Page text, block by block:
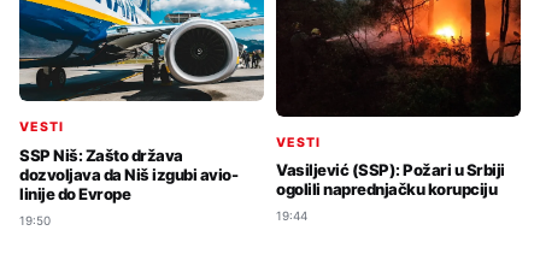
VESTI
SSP Niš: Zašto država
dozvoljava da Niš izgubi avio-
linije do Evrope
19:50
VESTI
Vasiljević (SSP): Požari u Srbiji
ogolili naprednjačku korupciju
19:44